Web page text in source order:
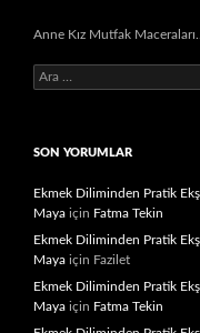
Anne Kız Mutfak Maceraları…
Arama:
SON YORUMLAR
Ekmek Diliminden Pratik
Maya için Fatma Tekin
Ekmek Diliminden Pratik
Maya için Fazilet
Ekmek Diliminden Pratik
Maya için Fatma Tekin